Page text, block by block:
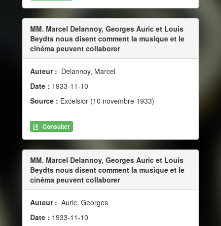
MM. Marcel Delannoy, Georges Auric et Louis
Beydts nous disent comment la musique et le
cinéma peuvent collaborer
Auteur : Delannoy, Marcel
Date : 1933-11-10
Source : Excelsior (10 novembre 1933)
Consulter
MM. Marcel Delannoy, Georges Auric et Louis
Beydts nous disent comment la musique et le
cinéma peuvent collaborer
Auteur : Auric, Georges
Date : 1933-11-10